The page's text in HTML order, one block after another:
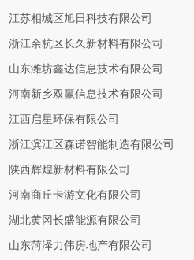
江苏相城区旭日科技有限公司
浙江余杭区长久新材料有限公司
山东潍坊鑫达信息技术有限公司
河南新乡双赢信息技术有限公司
江西启星环保有限公司
浙江滨江区森诺智能制造有限公司
陕西辉煌新材料有限公司
河南商丘卡游文化有限公司
湖北黄冈长盛能源有限公司
山东菏泽力伟房地产有限公司